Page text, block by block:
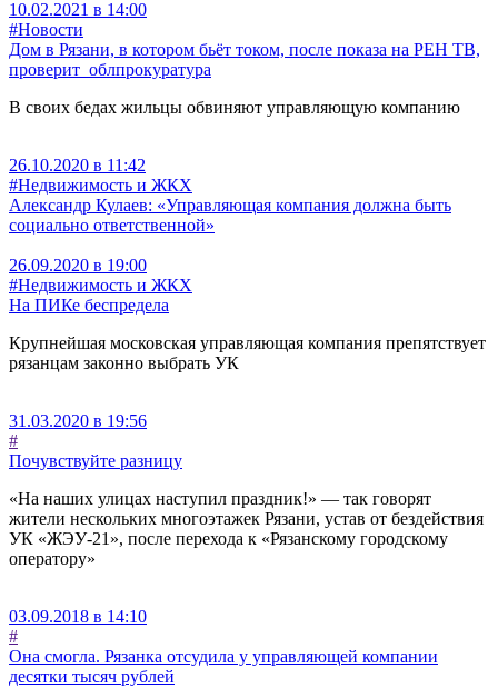
10.02.2021 в 14:00
#Новости
Дом в Рязани, в котором бьёт током, после показа на РЕН ТВ,
проверит облпрокуратура
В своих бедах жильцы обвиняют управляющую компанию
26.10.2020 в 11:42
#Недвижимость и ЖКХ
Александр Кулаев: «Управляющая компания должна быть
социально ответственной»
26.09.2020 в 19:00
#Недвижимость и ЖКХ
На ПИКе беспредела
Крупнейшая московская управляющая компания препятствует
рязанцам законно выбрать УК
31.03.2020 в 19:56
#
Почувствуйте разницу
«На наших улицах наступил праздник!» — так говорят
жители нескольких многоэтажек Рязани, устав от бездействия
УК «ЖЭУ-21», после перехода к «Рязанскому городскому
оператору»
03.09.2018 в 14:10
#
Она смогла. Рязанка отсудила у управляющей компании
десятки тысяч рублей